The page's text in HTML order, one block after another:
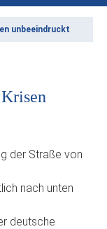
unbeeindruckt
der Straße von
nach unten
deutsche